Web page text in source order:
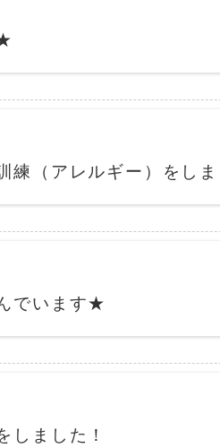
練（アレルギー）をし
でいます★
しました！